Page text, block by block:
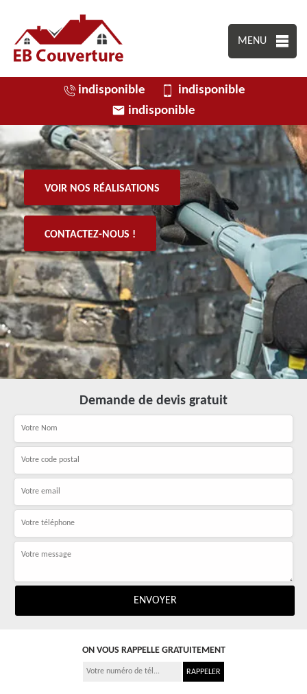
MENU
indisponible
indisponible
indisponible
VOIR NOS RÉALISATIONS
CONTACTEZ-NOUS !
Demande de devis gratuit
ON VOUS RAPPELLE GRATUITEMENT